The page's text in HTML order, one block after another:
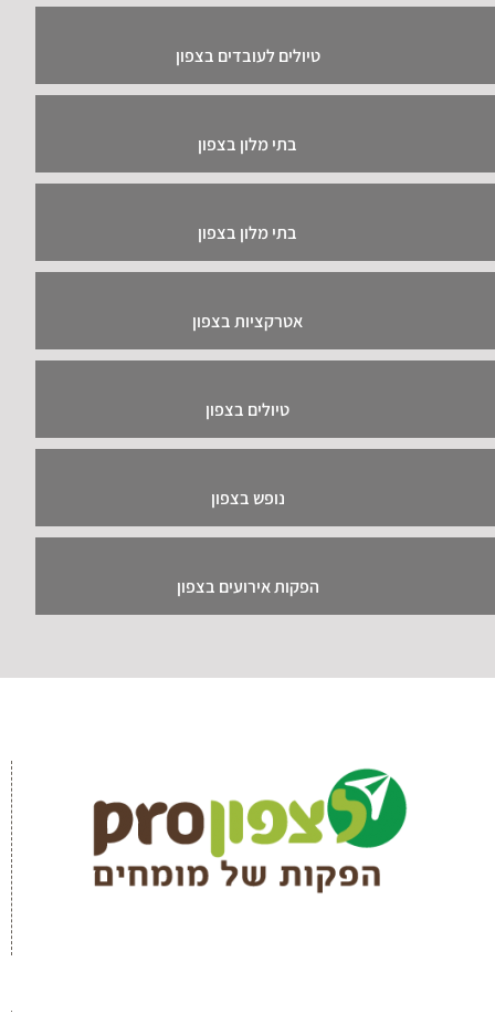
טיולים לעובדים בצפון
בתי מלון בצפון
בתי מלון בצפון
אטרקציות בצפון
טיולים בצפון
נופש בצפון
הפקות אירועים בצפון